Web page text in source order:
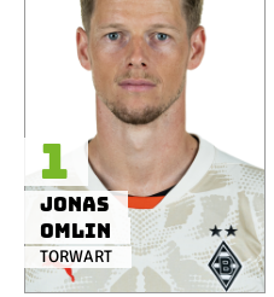
TORWART
Jonas
Omlin
1